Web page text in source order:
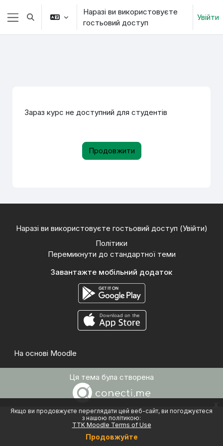
Перейти до головного вмісту
Якщо ви продовжуєте переглядати цей веб-сайт, ви погоджуєтеся
з нашою політикою:
TTK Moodle Terms of Use
Продовжуйте
x
Бокова панель
Переключити введення пошуку
Наразі ви використовуєте
гостьовий доступ
Увійти
Зараз курс не доступний для студентів
Продовжити
Наразі ви використовуєте гостьовий доступ (Увійти)
Політики
Перемикнути до стандартної теми
Завантажте мобільний додаток
На основі Moodle
Ця тема була створена